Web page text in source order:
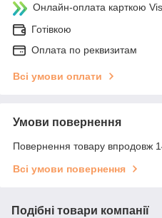
Онлайн-оплата карткою
Готівкою
Оплата по реквизитам
Всі умови оплати
Умови повернення
Повернення товару впродовж
Всі умови повернення
Подібні товари компанії